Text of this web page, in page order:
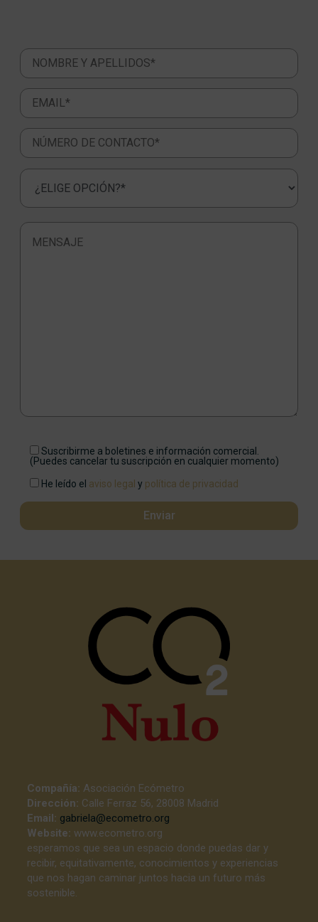
Suscribirme a boletines e información comercial.
(Puedes cancelar tu suscripción en cualquier momento)
He leído el aviso legal y política de privacidad
Compañía: Asociación Ecómetro
Dirección: Calle Ferraz 56, 28008 Madrid
Email: gabriela@ecometro.org
Website: www.ecometro.org
esperamos que sea un espacio donde puedas dar y
recibir, equitativamente, conocimientos y experiencias
que nos hagan caminar juntos hacia un futuro más
sostenible.